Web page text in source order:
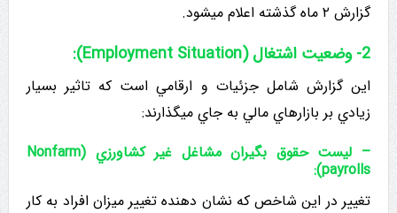
گزارش ۲ ماه گذشته اعلام میشود.
2- وضعیت اشتغال (Employment Situation):
این گزارش شامل جزئیات و ارقامي است که تاثیر بسیار
زيادي بر بازارهاي مالي به جاي ميگذارند:
– لیست حقوق بگیران مشاغل غیر کشاورزي (Nonfarm
payrolls
):
تغيير در این شاخص که نشان دهنده تغییر میزان افراد به کار